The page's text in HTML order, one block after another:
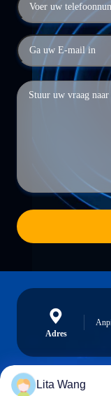
Adres
Lita Wang